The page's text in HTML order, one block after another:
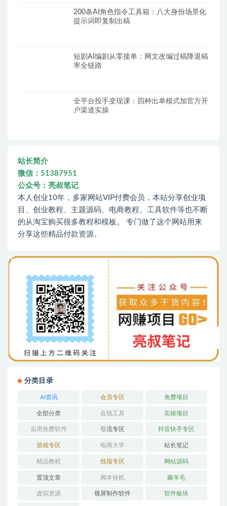
200条AI角色指令工具箱：八大身份场景化
提示词即复制出稿
短剧AI编剧从零接单：网文改编过稿降退稿
率全链路
全平台投手变现课：四种出单模式加官方开
户渠道实操
站长简介
微信：51387951
公众号：亮叔笔记
本人创业10年，多家网站VIP付费会员，本站分享创业项
目、创业教程、主题源码、电商教程、工具软件等也不断
的从淘宝购买很多教程和模板。 专门做了这个网站用来
分享这些精品付款资源。
分类目录
AI资讯 会员专区 免费项目
全部分类 在线工具 实操项目
实用免费软件 引流专区 抖音快手专区
游戏专区 电商大学 站长笔记
精品教程 线报专区 网站源码
置顶文章 脚本挂机 薅羊毛
虚拟资源 视屏制作软件 软件板块